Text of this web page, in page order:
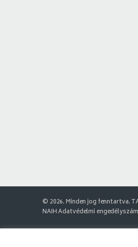
© 2026. Minden jog fenntartva.
NAIH Adatvédelmi